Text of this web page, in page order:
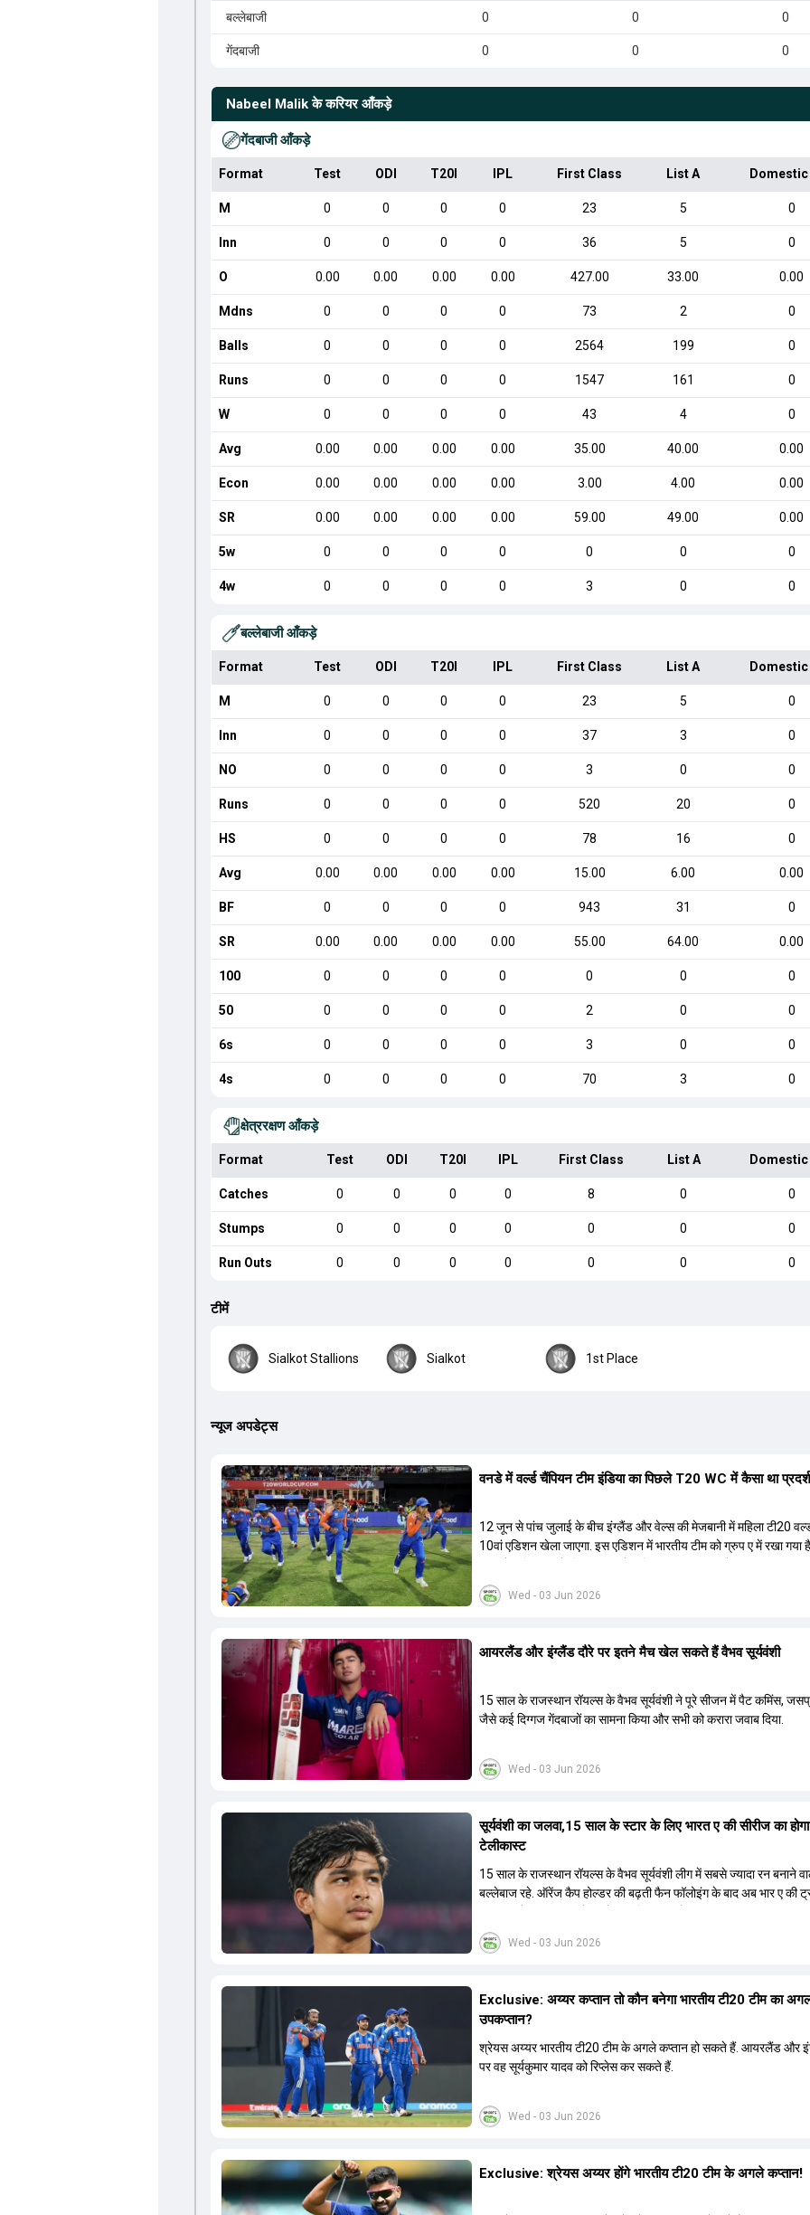
बल्लेबाजी 0 0 0
गेंदबाजी 0 0 0
Nabeel Malik के करियर आँकड़े
गेंदबाजी आँकड़े
Format Test ODI T20I IPL First Class List A
M 0 0 0 0 23 5 0
Inn 0 0 0 0 36 5 0
O 0.00 0.00 0.00 0.00 427.00 33.00 0.00
Mdns 0 0 0 0 73 2 0
Balls 0 0 0 0 2564 199 0
Runs 0 0 0 0 1547 161 0
W 0 0 0 0 43 4 0
Avg 0.00 0.00 0.00 0.00 35.00 40.00 0.00
Econ 0.00 0.00 0.00 0.00 3.00 4.00 0.00
SR 0.00 0.00 0.00 0.00 59.00 49.00 0.00
5w 0 0 0 0 0 0 0
4w 0 0 0 0 3 0 0
बल्लेबाजी आँकड़े
Format Test ODI T20I IPL First Class List A
M 0 0 0 0 23 5 0
Inn 0 0 0 0 37 3 0
NO 0 0 0 0 3 0 0
Runs 0 0 0 0 520 20 0
HS 0 0 0 0 78 16 0
Avg 0.00 0.00 0.00 0.00 15.00 6.00 0.00
BF 0 0 0 0 943 31 0
SR 0.00 0.00 0.00 0.00 55.00 64.00 0.00
100 0 0 0 0 0 0 0
50 0 0 0 0 2 0 0
6s 0 0 0 0 3 0 0
4s 0 0 0 0 70 3 0
क्षेत्ररक्षण आँकड़े
Format Test ODI T20I IPL First Class List A
Catches 0 0 0 0 8 0 0
Stumps 0 0 0 0 0 0 0
Run Outs 0 0 0 0 0 0 0
टीमें
Sialkot Stallions Sialkot 1st Place
न्यूज अपडेट्स
Wed - 03 Jun 2026
वनडे में वर्ल्ड चैंप‍ियन टीम इंडिया का प‍िछले T20 WC में कैसा था
12 जून से पांच जुलाई के बीच इंग्लैंड और वेल्स की मेजबानी में महिला टी20
10वां एडिशन खेला जाएगा. इस एडिशन में भारतीय टीम को ग्रुप ए में रखा गया
Wed - 03 Jun 2026
आयरलैंड और इंग्लैंड दौरे पर इतने मैच खेल सकते हैं वैभव सूर्यवंशी
15 साल के राजस्थान रॉयल्स के वैभव सूर्यवंशी ने पूरे सीजन में पैट कमिंस,
जैसे कई द‍िग्गज गेंदबाजों का सामना किया और सभी को करारा जवाब द‍िया.
Wed - 03 Jun 2026
सूर्यवंशी का जलवा,15 साल के स्टार के लिए भारत ए की सीरीज का
टेलीकास्ट
15 साल के राजस्थान रॉयल्स के वैभव सूर्यवंशी लीग में सबसे ज्यादा रन बनाने
बल्लेबाज रहे. ऑरेंज कैप होल्डर की बढ़ती फैन फॉलोइंग के बाद अब भार ए की
Wed - 03 Jun 2026
Exclusive: अय्यर कप्तान तो कौन बनेगा भारतीय टी20 टीम का
उपकप्तान?
श्रेयस अय्यर भारतीय टी20 टीम के अगले कप्तान हो सकते हैं. आयरलैंड और
पर वह सूर्यकुमार यादव को रिप्लेस कर सकते हैं.
Exclusive: श्रेयस अय्यर होंगे भारतीय टी20 टीम के अगले कप्तान!